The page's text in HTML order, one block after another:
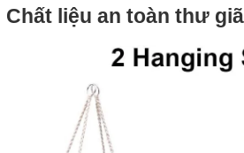
Chất liệu an toàn thư